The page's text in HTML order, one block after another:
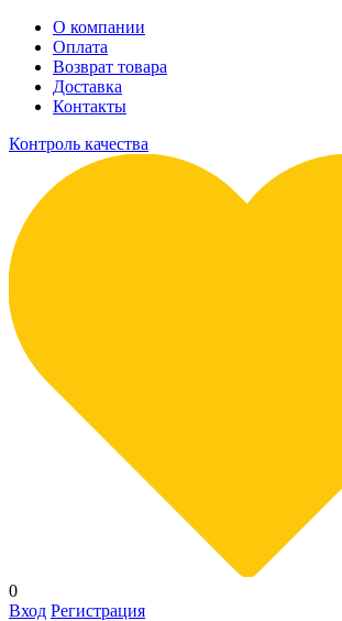
О компании
Оплата
Возврат товара
Доставка
Контакты
Контроль качества
0
Вход Регистрация